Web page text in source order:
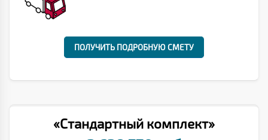
ПОЛУЧИТЬ ПОДРОБНУЮ СМЕТУ
«Стандартный комплект»